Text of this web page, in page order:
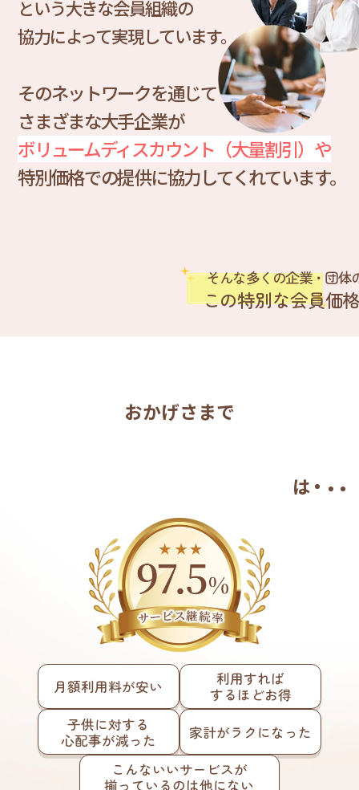
という大きな会員組織の
協力によって実現しています。
そのネットワークを通じて
さまざまな大手企業が
ボリュームディスカウント（大量割引）や
特別価格での提供に協力してくれています。
そんな多くの企業・団体
この特別な会員価
おかげさまで
は
月額利用料が安い
利用すれば
するほどお得
子供に対する
心配事が減った
家計がラクになった
こんないいサービスが
揃っているのは他にない